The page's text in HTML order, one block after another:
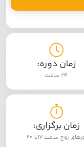
زمان دوره:
24 ساعت
زمان برگزاری:
زوج ساعت 17تا 20